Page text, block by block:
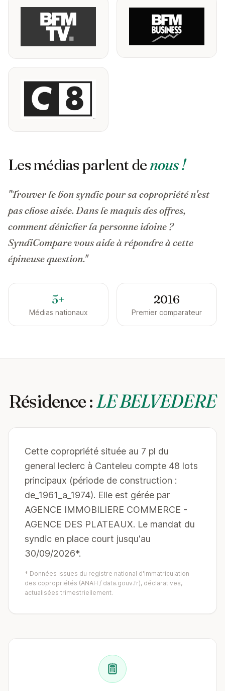
Les médias parlent denous !
"Trouver le bon syndic pour sa copropriété n'est
pas chose aisée. Dans le maquis des offres,
comment dénicher la personne idoine ?
SyndiCompare vous aide à répondre à cette
épineuse question."
5+
Médias nationaux
2016
Premier comparateur
Résidence :LE BELVEDERE
Cette copropriété située au 7 pl du
general leclerc à Canteleu compte 48 lots
principaux (période de construction :
de_1961_a_1974). Elle est gérée par
AGENCE IMMOBILIERE COMMERCE -
AGENCE DES PLATEAUX. Le mandat du
syndic en place court jusqu'au
30/09/2026*.
* Données issues du registre national d'immatriculation
des copropriétés (ANAH / data.gouv.fr), déclaratives,
actualisées trimestriellement.